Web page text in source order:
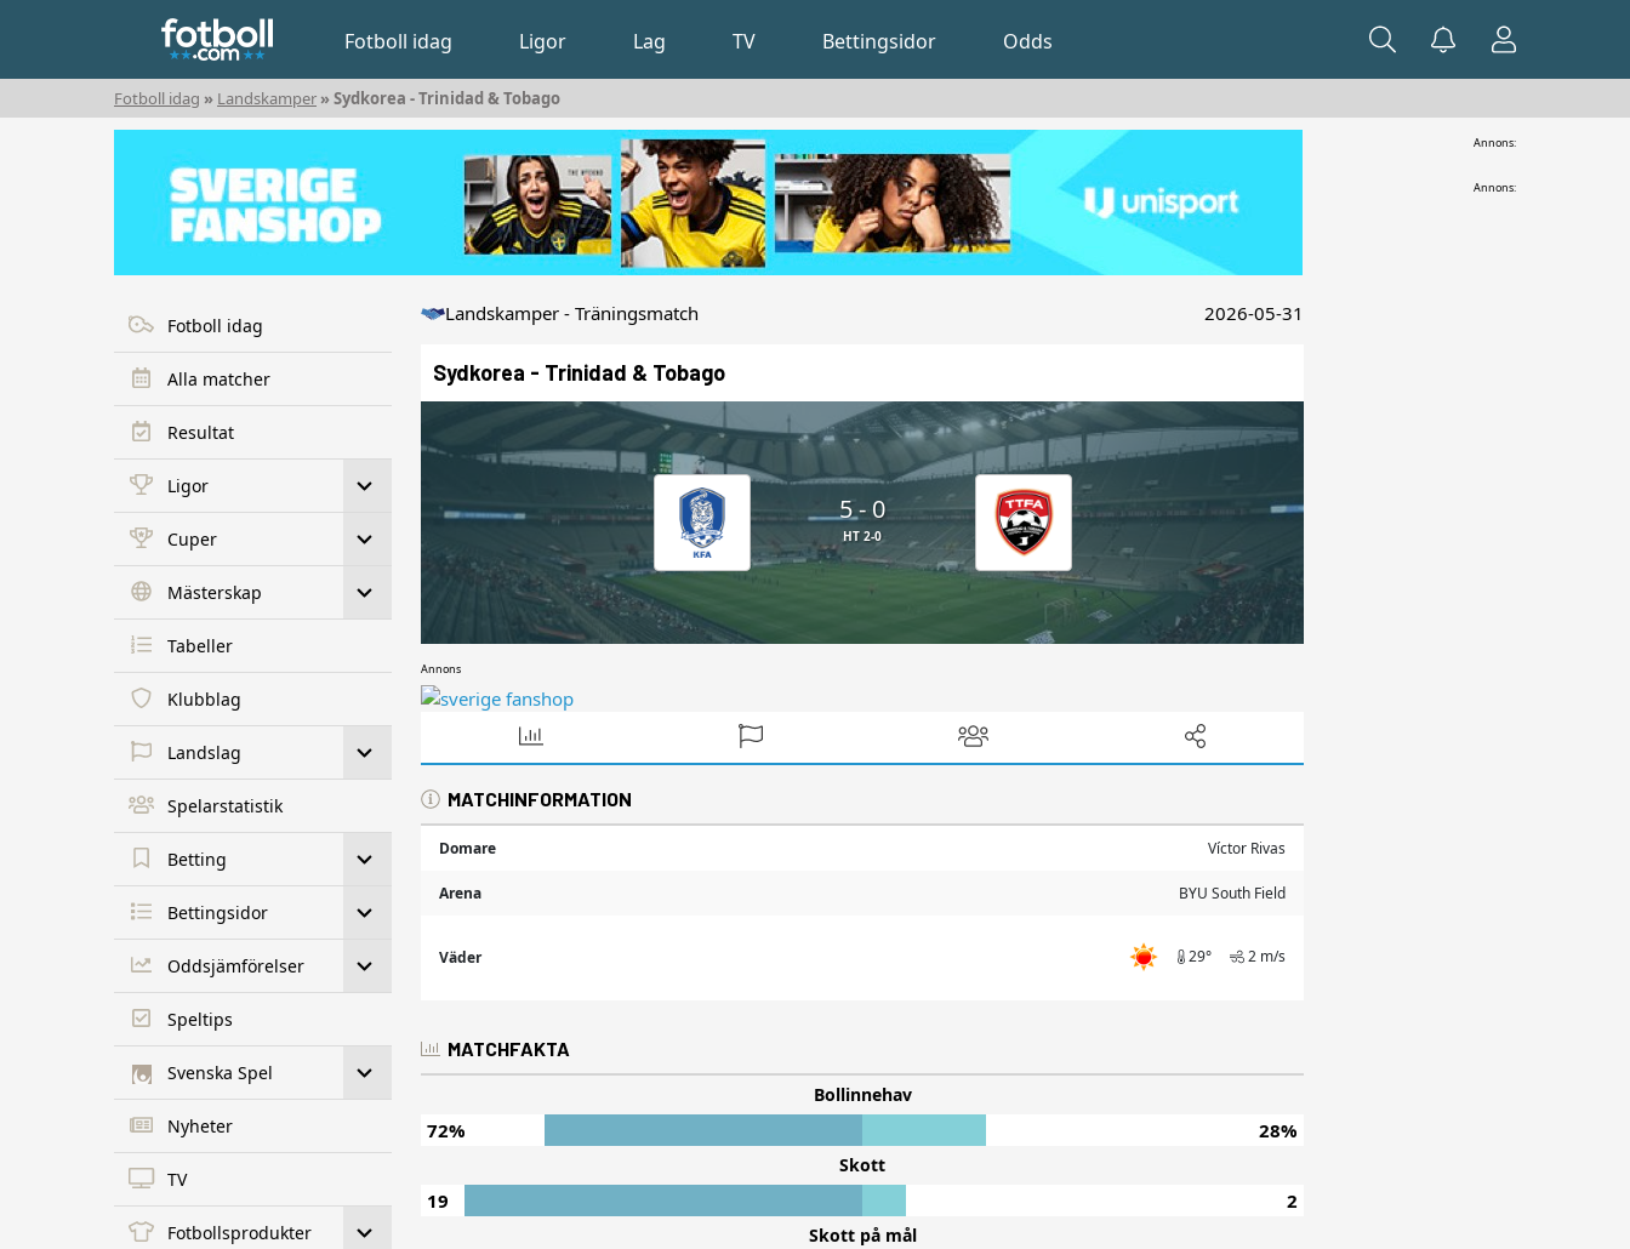
Fotboll idag Ligor Lag TV Bettingsidor Odds
Fotboll idag » Landskamper » Sydkorea - Trinidad & Tobago
Annons:
Annons:
Landskamper - Träningsmatch 2026-05-31
Sydkorea - Trinidad & Tobago
5 - 0
HT 2-0
Annons
MATCHINFORMATION
Domare Víctor Rivas
Arena BYU South Field
Väder 29° 2 m/s
MATCHFAKTA
Bollinnehav
72% 28%
Skott
19 2
Skott på mål
Fotboll idag
Alla matcher
Resultat
Ligor
Cuper
Mästerskap
Tabeller
Klubblag
Landslag
Spelarstatistik
Betting
Bettingsidor
Oddsjämförelser
Speltips
Svenska Spel
Nyheter
TV
Fotbollsprodukter